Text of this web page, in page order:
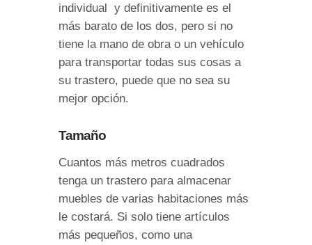
individual y definitivamente es el
más barato de los dos, pero si no
tiene la mano de obra o un vehículo
para transportar todas sus cosas a
su trastero, puede que no sea su
mejor opción.
Tamaño
Cuantos más metros cuadrados
tenga un trastero para almacenar
muebles de varias habitaciones más
le costará. Si solo tiene artículos
más pequeños, como una